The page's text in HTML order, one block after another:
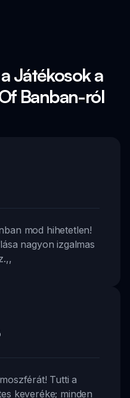
Játékosok a
Banban-ról
mod hihetetlen!
nagyon izgalmas
,,
Tutti a
keveréke; minden